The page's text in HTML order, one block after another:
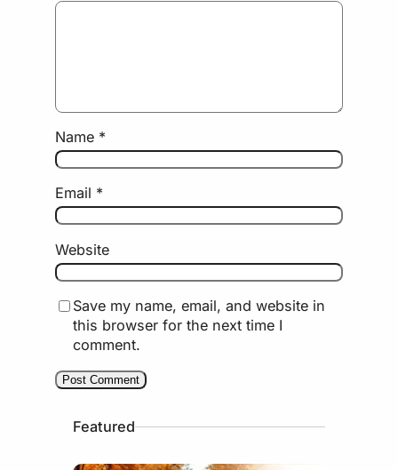
Name *
Email *
Website
Save my name, email, and website in
this browser for the next time I
comment.
Featured